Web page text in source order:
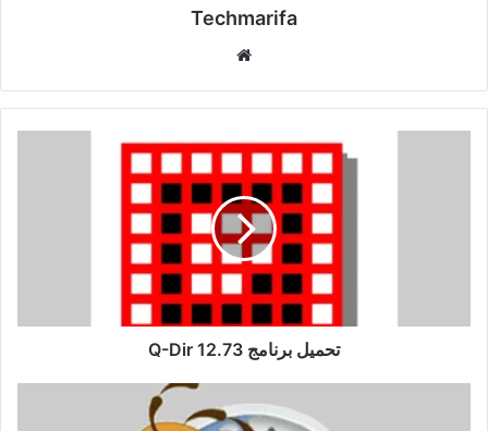
Techmarifa
تحميل برنامج Q-Dir 12.73